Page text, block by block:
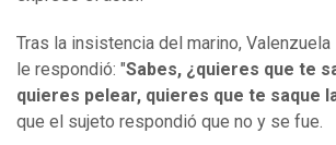
Tras la insistencia del marino, Valenzuela
le respondió: "Sabes, ¿quieres que te
quieres pelear, quieres que te saque
que el sujeto respondió que no y se fue.